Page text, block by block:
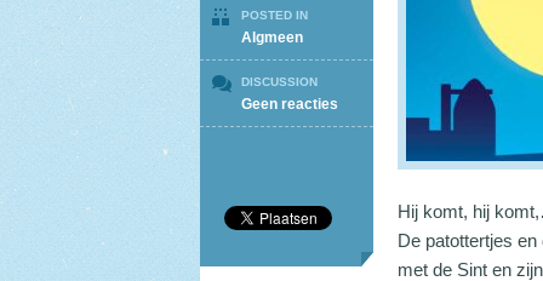
POSTED IN
Algmeen
DISCUSSION
Geen reacties
Sinterklaas
1/12
Hij komt, hij
De patottertjes
met de Sint en